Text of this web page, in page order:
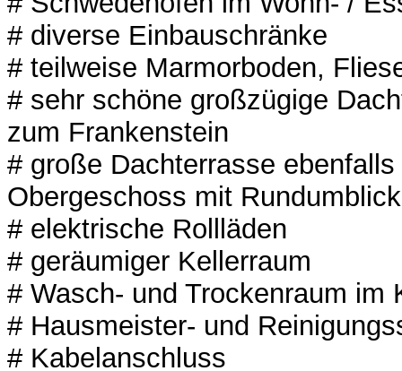
# diverse Einbauschränke
# teilweise Marmorboden,
# sehr schöne großzügige
zum Frankenstein
# große Dachterrasse
Obergeschoss mit Rundumblick
# elektrische Rollläden
# geräumiger Kellerraum
# Wasch- und Trockenraum im
# Hausmeister- und
# Kabelanschluss